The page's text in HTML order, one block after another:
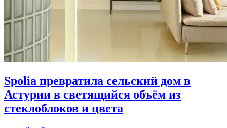
Spolia превратила сельский дом в
Астурии в светящийся объём из
стеклоблоков и цвета